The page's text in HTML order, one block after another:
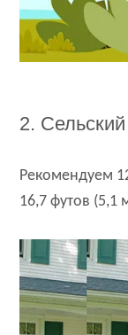
2.
Рекомендуем
16,7 футов (5,1